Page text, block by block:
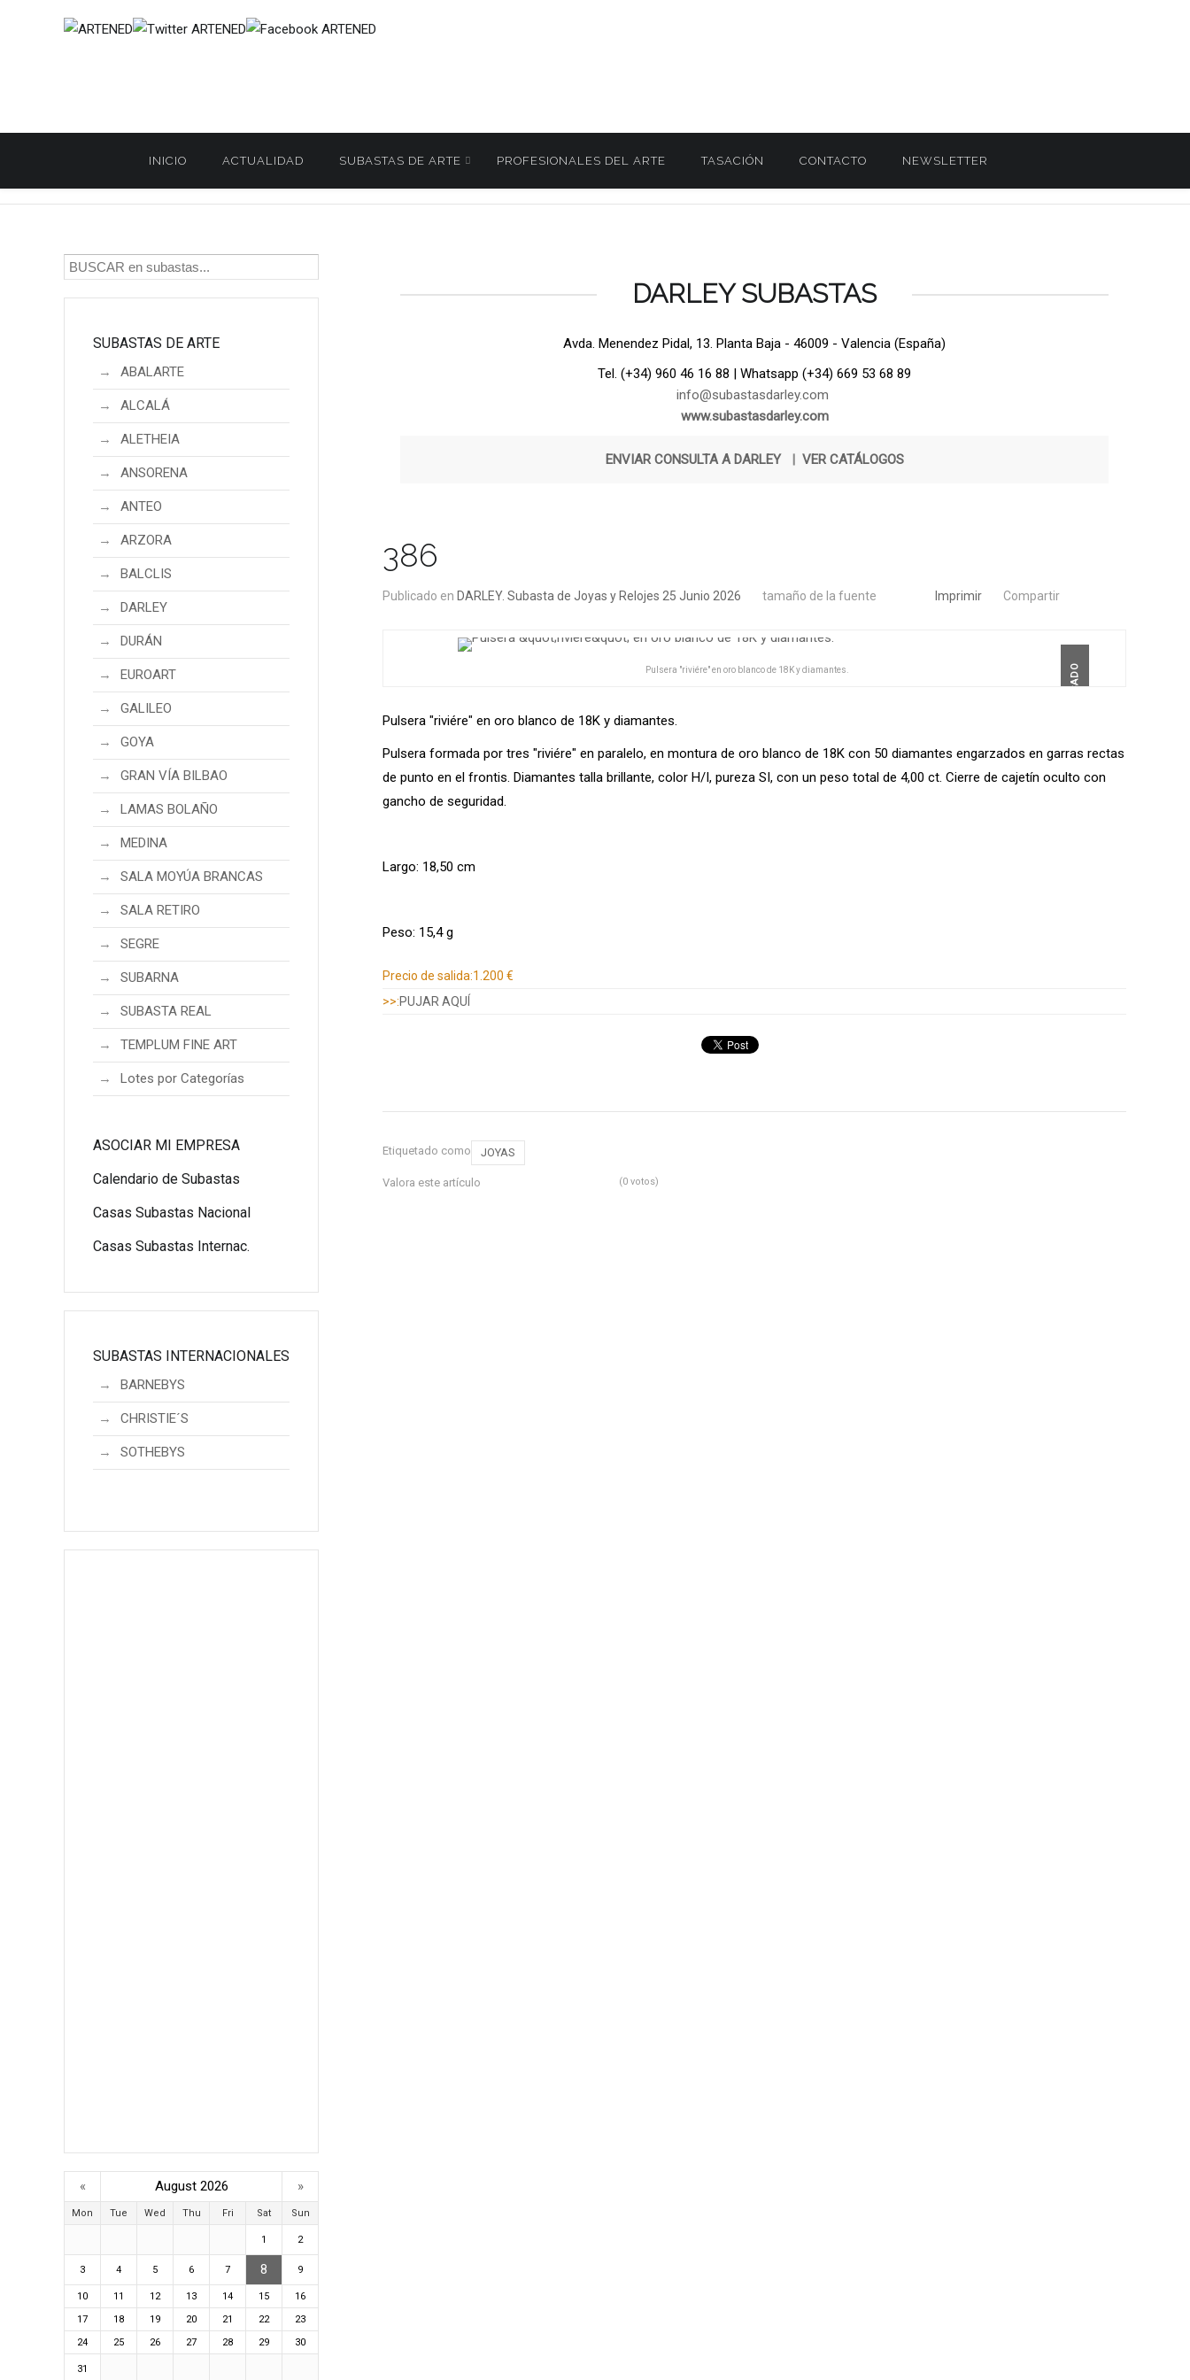
INICIO ACTUALIDAD SUBASTAS DE ARTE PROFESIONALES DEL ARTE TASACIÓN CONTACTO
NEWSLETTER
DARLEY SUBASTAS
Avda. Menendez Pidal, 13. Planta Baja - 46009 - Valencia (España)
Tel. (+34) 960 46 16 88 | Whatsapp (+34) 669 53 68 89
info@subastasdarley.com
www.subastasdarley.com
ENVIAR CONSULTA A DARLEY| VER CATÁLOGOS
386
Publicado en DARLEY. Subasta de Joyas y Relojes 25 Junio 2026 tamaño de la fuente Imprimir Compartir
DESTACADO
Pulsera "riviére" en oro blanco de 18K y diamantes.
Pulsera "riviére" en oro blanco de 18K y diamantes.
Pulsera formada por tres "riviére" en paralelo, en montura de oro blanco de 18K con 50 diamantes engarzados en garras rectas
de punto en el frontis. Diamantes talla brillante, color H/I, pureza SI, con un peso total de 4,00 ct. Cierre de cajetín oculto con
gancho de seguridad.
Largo: 18,50 cm
Peso: 15,4 g
Precio de salida:1.200 €
>>:PUJAR AQUÍ
Etiquetado como JOYAS
Valora este artículo (0 votos)
SUBASTAS DE ARTE
ABALARTE
ALCALÁ
ALETHEIA
ANSORENA
ANTEO
ARZORA
BALCLIS
DARLEY
DURÁN
EUROART
GALILEO
GOYA
GRAN VÍA BILBAO
LAMAS BOLAÑO
MEDINA
SALA MOYÚA BRANCAS
SALA RETIRO
SEGRE
SUBARNA
SUBASTA REAL
TEMPLUM FINE ART
Lotes por Categorías
ASOCIAR MI EMPRESA
Calendario de Subastas
Casas Subastas Nacional
Casas Subastas Internac.
SUBASTAS INTERNACIONALES
BARNEBYS
CHRISTIE´S
SOTHEBYS
« August 2026 »
Mon Tue Wed Thu Fri Sat Sun
1 2
3 4 5 6 7 8 9
10 11 12 13 14 15
16
17
18 19 20 21 22
23
24
25 26 27 28 29 30
31